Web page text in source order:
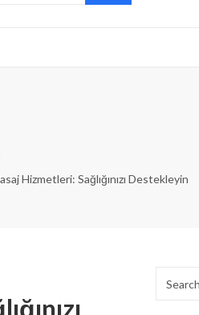
Hizmetleri: Sağlığınızı Destekleyin